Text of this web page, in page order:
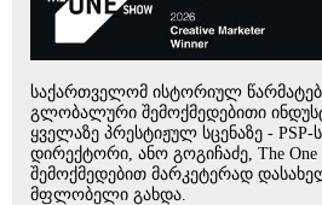
საქართველომ ისტორიულ
გლობალური შემოქმედებითი
ყველაზე პრესტიჟულ სცენაზე - PSP-
დირექტორი, ანო გოგიჩაძე, The One
შემოქმედებით მარკეტერად
მფლობელი გახდა.